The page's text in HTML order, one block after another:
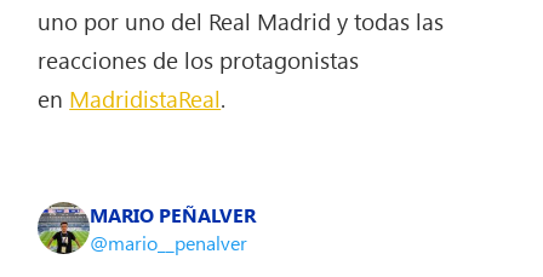
uno por uno del Real Madrid y todas las
reacciones de los protagonistas
en MadridistaReal.
MARIO PEÑALVER
@mario__penalver